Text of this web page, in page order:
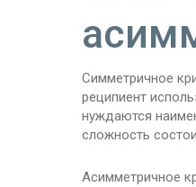
Симметричное
реципиент
нуждаются
сложность
Асимметричное